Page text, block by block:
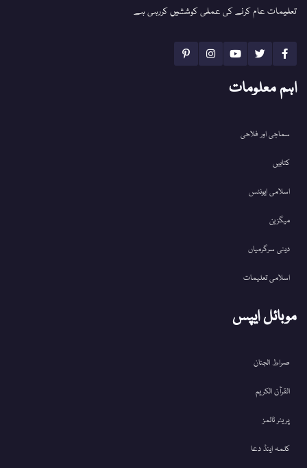
تعلیمات عام کرنے کی عملی کوششیں کررہی ہے
اہم معلومات
سماجی اور فلاحی
کتابیں
اسلامی ایونٹس
میگزین
دینی سرگرمیاں
اسلامی تعلیمات
موبائل ایپس
صراط الجنان
القرآن الکریم
پریئر ٹائمز
کلمہ اینڈ دعا